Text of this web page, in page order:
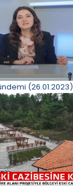
(26.01.2023)